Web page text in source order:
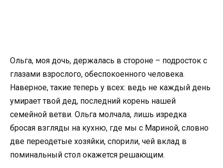
Ольга, моя дочь, держалась в стороне – подросток с
глазами взрослого, обеспокоенного человека.
Наверное, такие теперь у всех: ведь не каждый день
умирает твой дед, последний корень нашей
семейной ветви. Ольга молчала, лишь изредка
бросая взгляды на кухню, где мы с Мариной, словно
две переодетые хозяйки, спорили, чей вклад в
поминальный стол окажется решающим.